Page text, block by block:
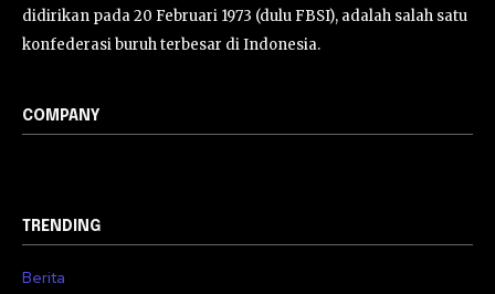
didirikan pada 20 Februari 1973 (dulu FBSI), adalah salah satu
konfederasi buruh terbesar di Indonesia.
COMPANY
TRENDING
Berita